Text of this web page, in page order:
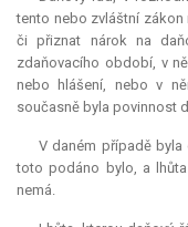
tento nebo zvláštní zákon
či přiznat nárok na
zdaňovacího období, v
nebo hlášení, nebo v
současně byla povinnost
V daném případě
toto podáno bylo, a
nemá.